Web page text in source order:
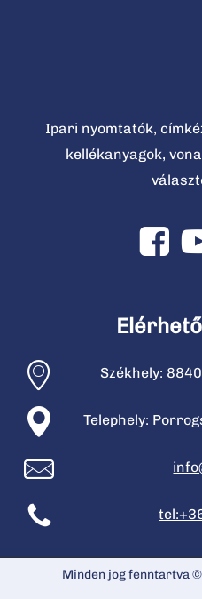
Ipari nyomtatók,
kellékanyagok,
Székhely:
Telephely:
Minden jog fenntartva